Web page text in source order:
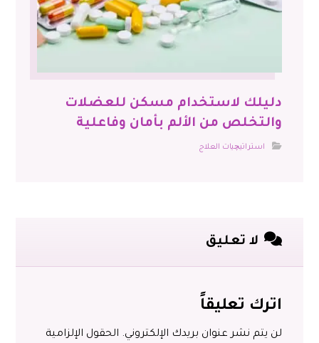
دليلك لاستخدام مسكن للعضلات
والتخلص من الألم بأمان وفاعلية
استراتيچيات العلاج
لا تعليق
اترك تعليقاً
لن يتم نشر عنوان بريدك الإلكتروني. الحقول الإلزامية